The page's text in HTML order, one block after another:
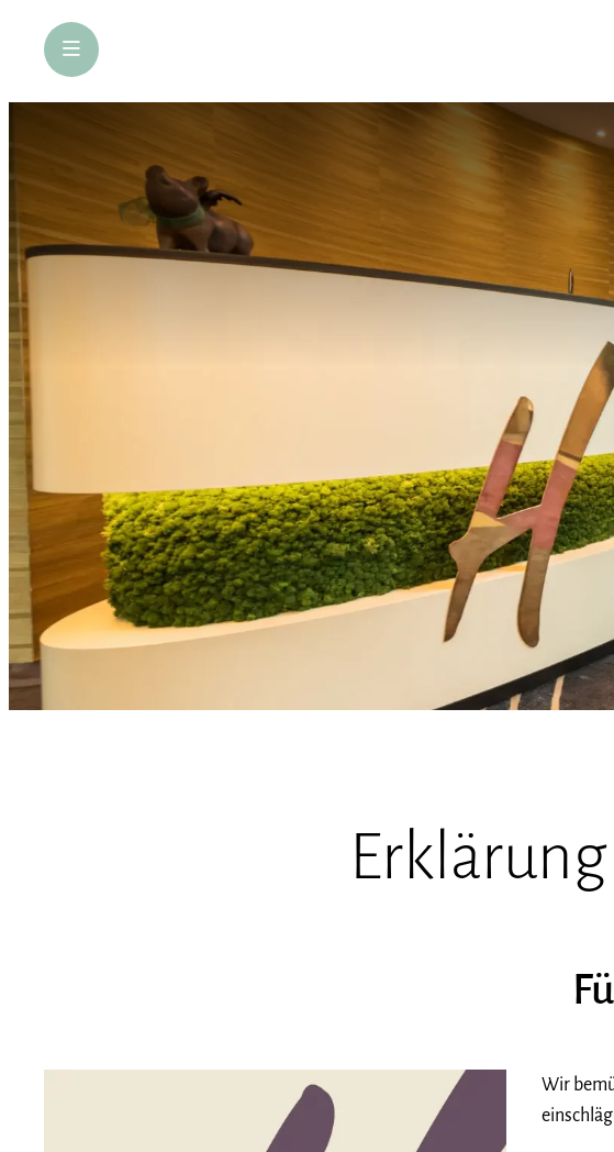
öffne Navigation
Wir